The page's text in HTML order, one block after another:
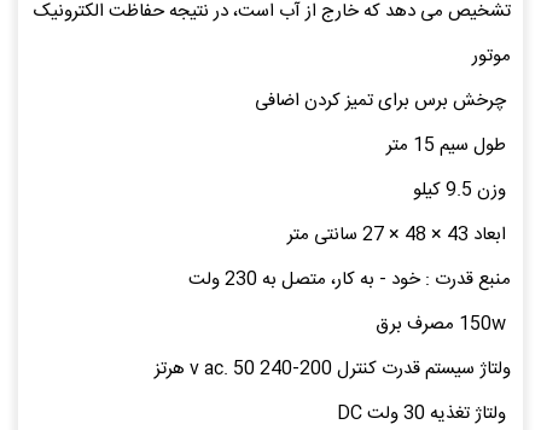
تشخیص می دهد که خارج از آب است، در نتیجه حفاظت الکترونیک
موتور
چرخش برس برای تمیز کردن اضافی
طول سیم 15 متر
وزن 9.5 کیلو
ابعاد 43 × 48 × 27 سانتی متر
منبع قدرت : خود - به کار، متصل به 230 ولت
ولتاژ سیستم قدرت کنترل 200-240 v ac. 50 هرتز
ولتاژ تغذیه 30 ولت DC